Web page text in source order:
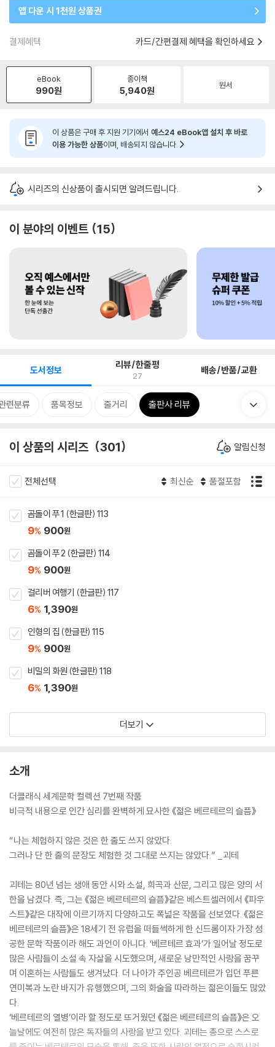
앱 다운 시 1천원 상품권
결제혜택 카드/간편결제 혜택을 확인하세요
eBook
990원
종이책
5,940원 원서
이 상품은 구매 후 지원 기기에서 예스24 eBook앱 설치 후 바로
이용 가능한 상품이며, 배송되지 않습니다.
시리즈의 신상품이 출시되면 알려드립니다.
이 분야의 이벤트 15
도서정보 리뷰/한줄평
27 배송/반품/교환
련분류 품목정보 줄거리 출판사 리뷰
이 상품의 시리즈 301 알림신청
전체선택 최신순 품절포함
곰돌이 푸 1 (한글판) 113
9% 900원
곰돌이 푸 2 (한글판) 114
9% 900원
걸리버 여행기 (한글판) 117
6% 1,390원
인형의 집 (한글판) 115
9% 900원
비밀의 화원 (한글판) 118
6% 1,390원
더보기
소개
더클래식 세계문학 컬렉션 7번째 작품
비극적 내용으로 인간 심리를 완벽하게 묘사한 《젊은 베르테르의 슬픔》
“나는 체험하지 않은 것은 한 줄도 쓰지 않았다.
그러나 단 한 줄의 문장도 체험한 것 그대로 쓰지는 않았다.” _괴테
괴테는 80년 넘는 생애 동안 시와 소설, 희곡과 산문, 그리고 많은 양의 서
한을 남겼다. 즉, 그는 《젊은 베르테르의 슬픔》같은 베스트셀러에서 《파우
스트》같은 대작에 이르기까지 다양하고도 폭넓은 작품을 선보였다. 《젊은
베르테르의 슬픔》은 18세기 전 유럽을 떠들썩하게 한 신드롬이자 가장 성
공한 문학 작품이라 해도 과언이 아니다. ‘베르테르 효과’가 일어날 정도로
많은 사람들이 소설 속 자살을 시도했으며, 새로운 낭만적인 사랑을 꿈꾸
며 이혼하는 사람들도 생겨났다. 더 나아가 주인공 베르테르가 입던 푸른
연미복과 노란 바지가 유행했으며, 그의 화술을 따라하는 젊은이들도 많았
다.
‘베르테르의 열병’이라 할 정도로 뜨거웠던 《젊은 베르테르의 슬픔》은 오
늘날에도 여전히 많은 독자들의 사랑을 받고 있다. 괴테는 총으로 스스로